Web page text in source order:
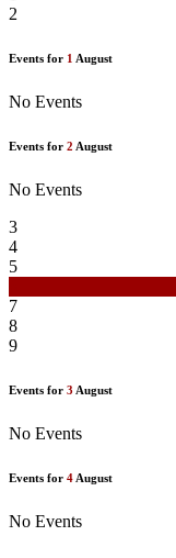
2
Events for 1 August
No Events
Events for 2 August
No Events
3
4
5
7
8
9
Events for 3 August
No Events
Events for 4 August
No Events